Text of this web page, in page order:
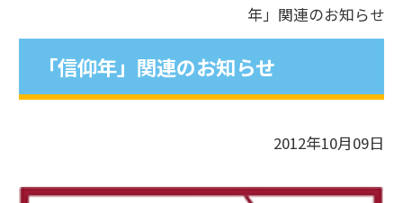
年」関連のお知らせ
「信仰年」関連のお知らせ
2012年10月09日